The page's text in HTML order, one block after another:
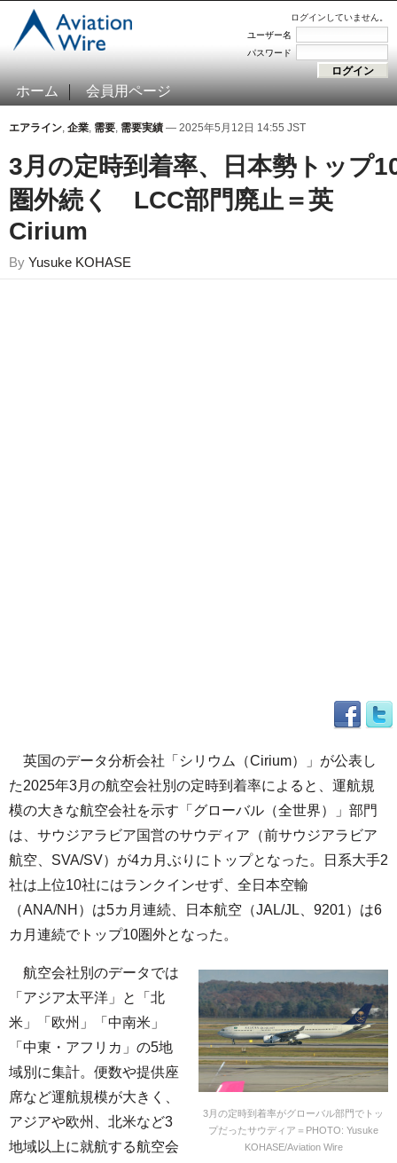
ログインしていません。
ユーザー名
パスワード
ホーム 会員用ページ
エアライン, 企業, 需要, 需要実績 — 2025年5月12日 14:55 JST
3月の定時到着率、日本勢トップ
圏外続く LCC部門廃止＝英
Cirium
By Yusuke KOHASE
英国のデータ分析会社「シリウム（Cirium）」が公表し
た2025年3月の航空会社別の定時到着率によると、運航規
模の大きな航空会社を示す「グローバル（全世界）」部門
は、サウジアラビア国営のサウディア（前サウジアラビア
航空、SVA/SV）が4カ月ぶりにトップとなった。日系大手2
社は上位10社にはランクインせず、全日本空輸
（ANA/NH）は5カ月連続、日本航空（JAL/JL、9201）は6
カ月連続でトップ10圏外となった。
3月の定時到着率がグローバル部門でトッ
プだったサウディア＝PHOTO: Yusuke
KOHASE/Aviation Wire
航空会社別のデータでは
「アジア太平洋」と「北
米」「欧州」「中南米」
「中東・アフリカ」の5地
域別に集計。便数や提供座
席など運航規模が大きく、
アジアや欧州、北米など3
地域以上に就航する航空会